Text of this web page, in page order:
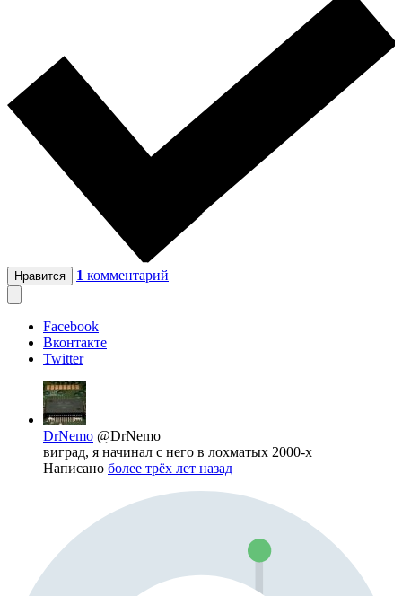
Нравится 1 комментарий
Facebook
Вконтакте
Twitter
DrNemo @DrNemo
виград, я начинал с него в лохматых 2000-х
Написано более трёх лет назад